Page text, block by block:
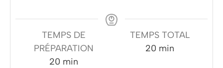
TEMPS DE
PRÉPARATION
20minutes
min
TEMPS TOTAL
20minutes
min